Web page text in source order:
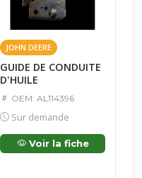
JOHN DEERE
GUIDE DE CONDUITE
D'HUILE
OEM: AL114396
Sur demande
Voir la fiche